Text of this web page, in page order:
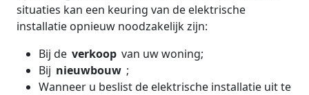
situaties kan een keuring van de elektrische
installatie opnieuw noodzakelijk zijn:
Bij de verkoop van uw woning;
Bij nieuwbouw ;
Wanneer u beslist de elektrische installatie uit te